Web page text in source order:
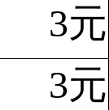
3元
3元